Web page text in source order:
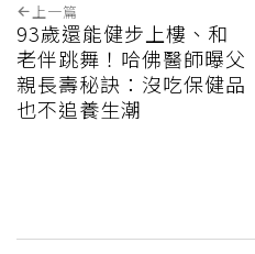
上一篇
93歲還能健步上樓、和
老伴跳舞！哈佛醫師曝父
親長壽秘訣：沒吃保健品
也不追養生潮